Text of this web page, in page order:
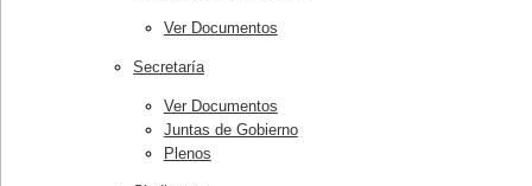
Ver Documentos
Secretaría
Ver Documentos
Juntas de Gobierno
Plenos